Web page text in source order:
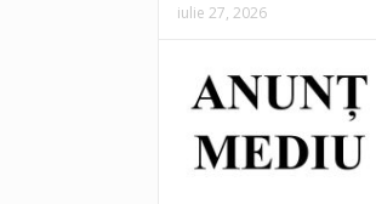
iulie 27, 2026